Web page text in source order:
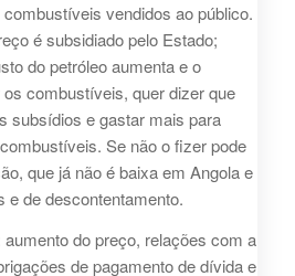
vendidos ao público.
é subsidiado pelo Estado;
do petróleo aumenta e o
combustíveis, quer dizer que
subsídios e gastar mais para
Se não o fizer pode
que já não é baixa em Angola e
e de descontentamento.
do preço, relações com a
de pagamento de dívida e